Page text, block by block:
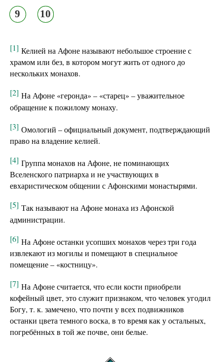
9 10
[1] Келией на Афоне называют небольшое строение с
храмом или без, в котором могут жить от одного до
нескольких монахов.
[2] На Афоне «геронда» – «старец» – уважительное
обращение к пожилому монаху.
[3] Омологий – официальный документ, подтверждающий
право на владение келией.
[4] Группа монахов на Афоне, не поминающих
Вселенского патриарха и не участвующих в
евхаристическом общении с Афонскими монастырями.
[5] Так называют на Афоне монаха из Афонской
администрации.
[6] На Афоне останки усопших монахов через три года
извлекают из могилы и помещают в специальное
помещение – «костницу».
[7] На Афоне считается, что если кости приобрели
кофейный цвет, это служит признаком, что человек угодил
Богу, т. к. замечено, что почти у всех подвижников
останки цвета темного воска, в то время как у остальных,
погребённых в той же почве, они белые.